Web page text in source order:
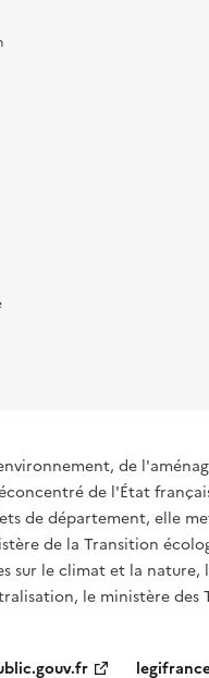
de
de l'État
de département, elle
de la Transition
sur le climat et la nature,
le ministère des